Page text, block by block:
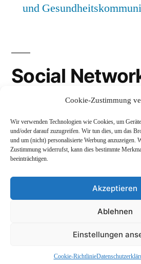
Cookie-Zustimmung
Wir verwenden Technologien wie Cookies, um
und/oder darauf zuzugreifen. Wir tun dies, um das
und um (nicht) personalisierte Werbung anzuzeigen.
Zustimmung widerrufst, kann dies bestimmte
beeinträchtigen.
Akzeptieren
Ablehnen
Einstellungen
Cookie-Richtlinie
und
Social
LinkedIn
Mastodon
Stolz
Impressum und Rechtliches